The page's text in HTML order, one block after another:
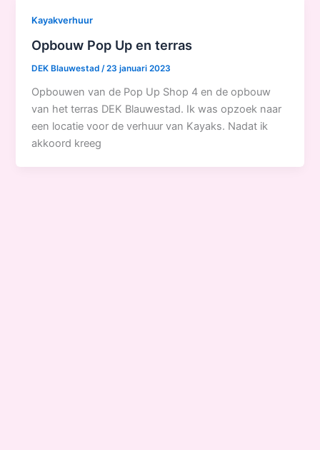
Kayakverhuur
Opbouw Pop Up en terras
DEK Blauwestad /23 januari 2023
Opbouwen van de Pop Up Shop 4 en de opbouw
van het terras DEK Blauwestad. Ik was opzoek naar
een locatie voor de verhuur van Kayaks. Nadat ik
akkoord kreeg